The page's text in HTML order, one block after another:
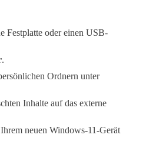
Festplatte oder einen USB-
.
Ordnern unter
Inhalte auf das externe
neuen Windows-11-Gerät